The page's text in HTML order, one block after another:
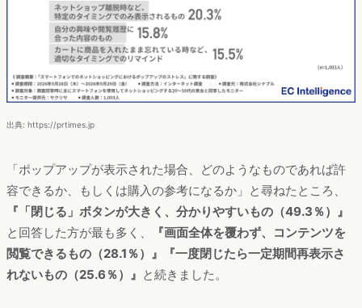
出典: https://prtimes.jp
「ポップアップが表示された場合、どのようなものであれば許
容できるか、もしくは購入の参考になるか」と尋ねたところ、
『「閉じる」ボタンが大きく、分かりやすいもの（49.3％）』
と回答した方が最も多く、
『画面全体を覆わず、コンテンツを
閲覧できるもの（28.1％）』『一度閉じたら一定期間再表示さ
れないもの（25.6％）』 と続きました。